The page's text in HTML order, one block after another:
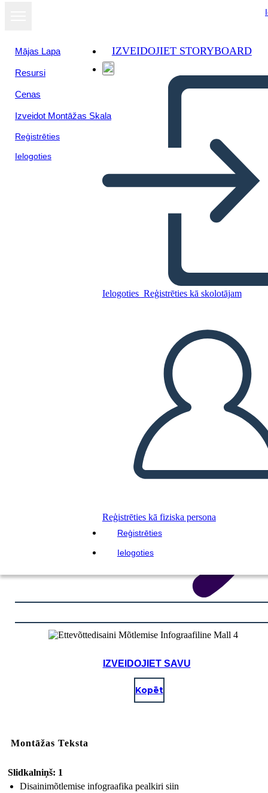
Mājas Lapa
Resursi
Cenas
Izveidot Montāžas Skala
Reģistrēties
Ielogoties
IZVEIDOJIET STORYBOARD
Ielogoties Reģistrēties kā skolotājam
Reģistrēties kā fiziska persona
Reģistrēties
Ielogoties
Ettevõttedisaini Mõtlemise
Kopējiet šo stāstu tabulu
ATSKAŅOT SLAIDRĀDI
IZLASI MAN
IZVEIDOJIET SAVU
Kopēt
Montāžas Teksta
Slidkalniņš: 1
Disainimõtlemise infograafika pealkiri siin